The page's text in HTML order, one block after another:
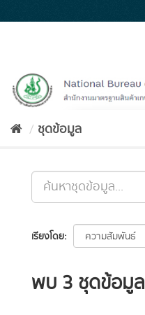
to
ชุดข้อมูล
เรียงโดย
พบ 3 ชุดข้อมูล